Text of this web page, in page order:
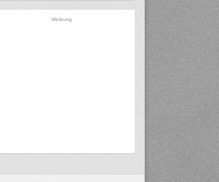
Werbung